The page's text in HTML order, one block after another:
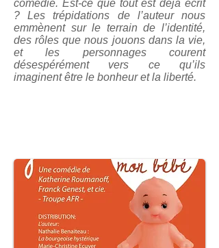
comédie. Est-ce que tout est déjà écrit
? Les trépidations de l’auteur nous
emmènent sur le terrain de l’identité,
des rôles que nous jouons dans la vie,
et les personnages courent
désespérément vers ce qu’ils
imaginent être le bonheur et la liberté.